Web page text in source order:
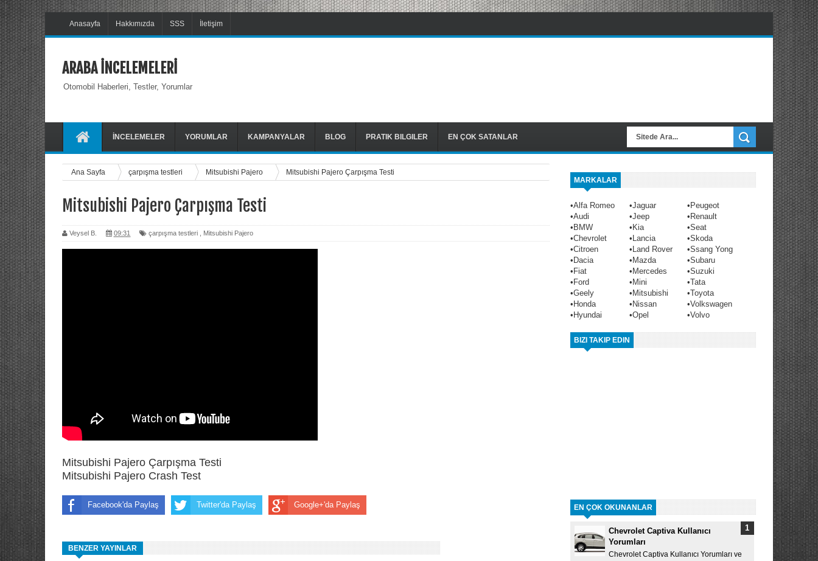
Anasayfa Hakkımızda SSS İletişim
ARABA İNCELEMELERİ
Otomobil Haberleri, Testler, Yorumlar
İNCELEMELER YORUMLAR KAMPANYALAR BLOG PRATIK BILGILER EN ÇOK SATANLAR
Ana Sayfa çarpışma testleri Mitsubishi Pajero Mitsubishi Pajero Çarpışma Testi
Mitsubishi Pajero Çarpışma Testi
Veysel B. 09:31 çarpışma testleri Mitsubishi Pajero
Mitsubishi Pajero Çarpışma Testi
Mitsubishi Pajero Crash Test
Facebook'da Paylaş Twitter'da Paylaş Google+'da Paylaş
BENZER YAYINLAR
MARKALAR
•Alfa Romeo •Jaguar •Peugeot
•Audi •Jeep •Renault
•BMW •Kia •Seat
•Chevrolet •Lancia •Skoda
•Citroen •Land Rover •Ssang Yong
•Dacia •Mazda •Subaru
•Fiat •Mercedes •Suzuki
•Ford •Mini •Tata
•Geely •Mitsubishi •Toyota
•Honda •Nissan •Volkswagen
•Hyundai •Opel •Volvo
BIZI TAKIP EDIN
EN ÇOK OKUNANLAR
Chevrolet Captiva Kullanıcı
Yorumları
Chevrolet Captiva Kullanıcı Yorumları ve